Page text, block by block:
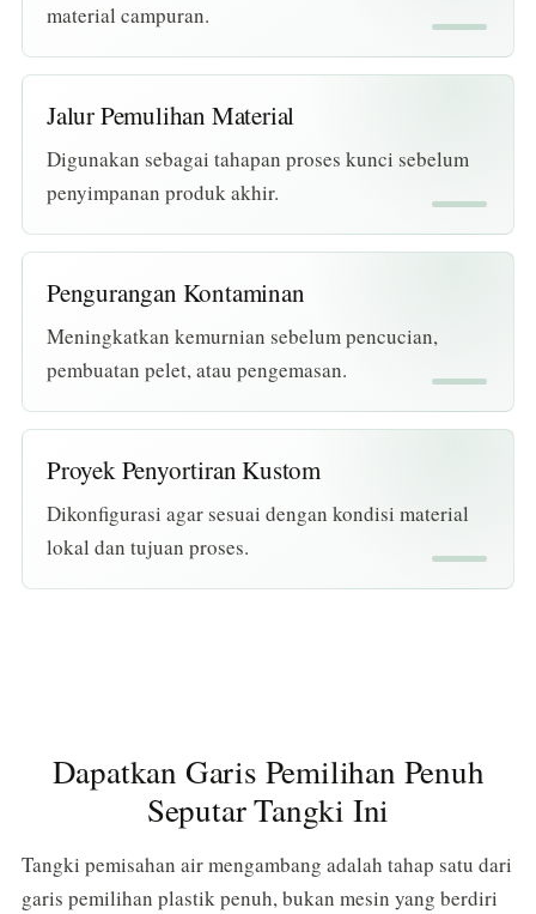
material campuran.
Jalur Pemulihan Material
Digunakan sebagai tahapan proses kunci sebelum
penyimpanan produk akhir.
Pengurangan Kontaminan
Meningkatkan kemurnian sebelum pencucian,
pembuatan pelet, atau pengemasan.
Proyek Penyortiran Kustom
Dikonfigurasi agar sesuai dengan kondisi material
lokal dan tujuan proses.
Dapatkan Garis Pemilihan Penuh
Seputar Tangki Ini
Tangki pemisahan air mengambang adalah tahap satu dari
garis pemilihan plastik penuh, bukan mesin yang berdiri